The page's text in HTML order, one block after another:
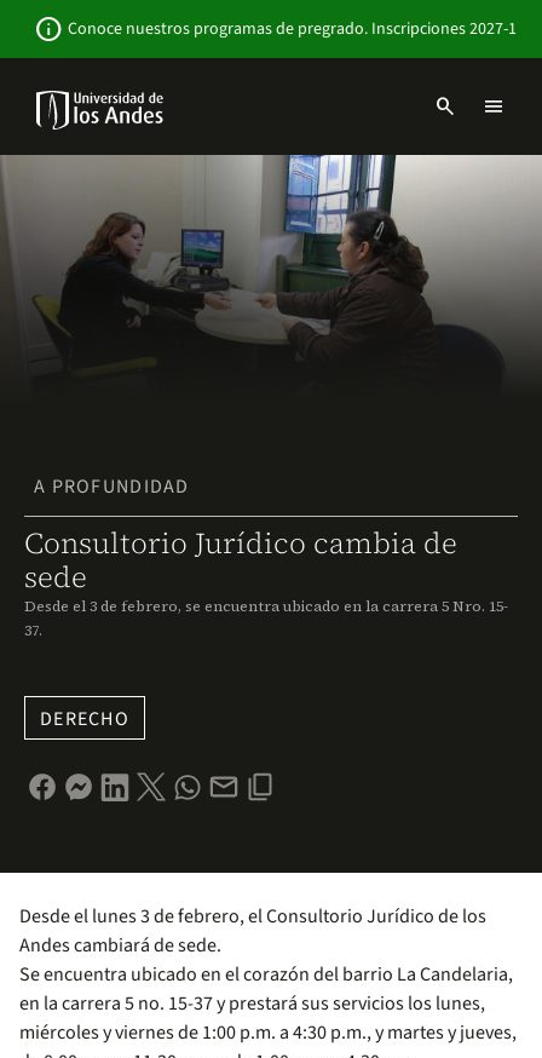
contenido
info Conoce nuestros programas de pregrado. Inscripciones 2027-1
Navbar
Institucional
search menu
A PROFUNDIDAD
Consultorio Jurídico cambia de
sede
Desde el 3 de febrero, se encuentra ubicado en la carrera 5 Nro. 15-
37.
DERECHO
Desde el lunes 3 de febrero, el Consultorio Jurídico de los
Andes cambiará de sede.
Se encuentra ubicado en el corazón del barrio La Candelaria,
en la carrera 5 no. 15-37 y prestará sus servicios los lunes,
miércoles y viernes de 1:00 p.m. a 4:30 p.m., y martes y jueves,